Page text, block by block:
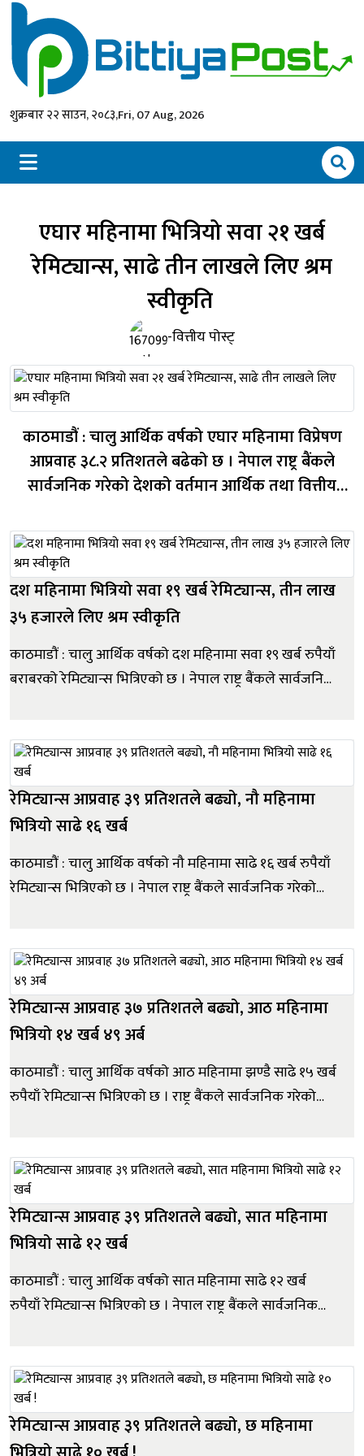
शुक्रबार २२ साउन, २०८३,Fri, 07 Aug, 2026
एघार महिनामा भित्रियो सवा २१ खर्ब
रेमिट्यान्स, साढे तीन लाखले लिए श्रम
स्वीकृति
-वित्तीय पोस्ट्
काठमाडौं : चालु आर्थिक वर्षको एघार महिनामा विप्रेषण
आप्रवाह ३८.२ प्रतिशतले बढेको छ । नेपाल राष्ट्र बैंकले
सार्वजनिक गरेको देशको वर्तमान आर्थिक तथा वित्तीय
विप्रेषण आप्रवाह ३८.२ प्रतिशतले वृद्धि भई २१ खर्ब २० अर्ब
८० करोड रुपैयाँ पुगेको छ । अघ...
दश महिनामा भित्रियो सवा १९ खर्ब रेमिट्यान्स, तीन लाख
३५ हजारले लिए श्रम स्वीकृति
काठमाडौं : चालु आर्थिक वर्षको दश महिनामा सवा १९ खर्ब रुपैयाँ
बराबरको रेमिट्यान्स भित्रिएको छ । नेपाल राष्ट्र बैंकले सार्वजनिक
भई १९ खर्ब १६ अर्ब ९० करोड रुपैयाँ पुगेको छ...
रेमिट्यान्स आप्रवाह ३९ प्रतिशतले बढ्यो, नौ महिनामा
भित्रियो साढे १६ खर्ब
काठमाडौं : चालु आर्थिक वर्षको नौ महिनामा साढे १६ खर्ब रुपैयाँ
रेमिट्यान्स भित्रिएको छ । नेपाल राष्ट्र बैंकले सार्वजनिक गरेको
खर्ब ५९ अर्ब ४१ करोड पुगेको छ । अघिल्...
रेमिट्यान्स आप्रवाह ३७ प्रतिशतले बढ्यो, आठ महिनामा
भित्रियो १४ खर्ब ४९ अर्ब
काठमाडौं : चालु आर्थिक वर्षको आठ महिनामा झण्डै साढे १५ खर्ब
रुपैयाँ रेमिट्यान्स भित्रिएको छ । राष्ट्र बैंकले सार्वजनिक गरेको
प्रतिशतले वृद्धि भई १४ खर्ब ४९ अर्ब ६५ करो...
रेमिट्यान्स आप्रवाह ३९ प्रतिशतले बढ्यो, सात महिनामा
भित्रियो साढे १२ खर्ब
काठमाडौं : चालु आर्थिक वर्षको सात महिनामा साढे १२ खर्ब
रुपैयाँ रेमिट्यान्स भित्रिएको छ । नेपाल राष्ट्र बैंकले सार्वजनिक
विप्रेषण आप्रवाह ३९.८ प्रतिशतले वृद्धि भई १२ खर्ब ६१ अ...
रेमिट्यान्स आप्रवाह ३९ प्रतिशतले बढ्यो, छ महिनामा